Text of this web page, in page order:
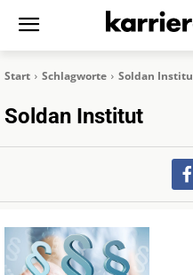
Start Schlagworte Soldan
Soldan Institut